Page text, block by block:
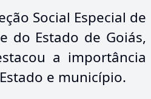
Social Especial de
do Estado de Goiás,
a importância
e município.